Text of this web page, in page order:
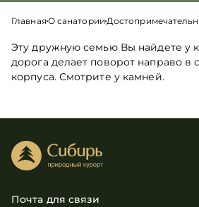
ГлавнаяО санатории
Эту дружную семью Вы найдете у
дорога делает поворот направо в
корпуса. Смотрите у камней.
Почта для связи